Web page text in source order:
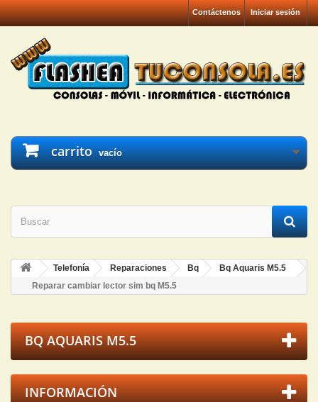
Iniciar sesión
Contáctenos
carrito vacío
Telefonía Reparaciones Bq
Bq Aquaris M5.5
Reparar cambiar lector sim bq M5.5
BQ AQUARIS M5.5
INFORMACIÓN